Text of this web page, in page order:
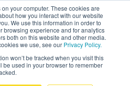
your computer. These cookies are
how you interact with our website
We use this information in order to
browsing experience and for analytics
both on this website and other media.
we use, see our Privacy Policy.
won’t be tracked when you visit this
be used in your browser to remember